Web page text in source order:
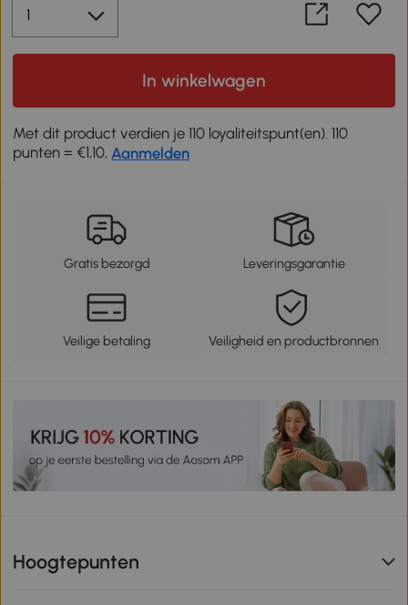
In winkelwagen
Met dit product verdien je 110 loyaliteitspunt(en). 110
punten = €1,10, Aanmelden
Gratis bezorgd Leveringsgarantie
Veilige betaling Veiligheid en productbronnen
Hoogtepunten